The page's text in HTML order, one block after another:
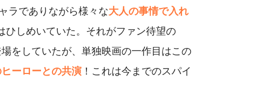
ラでありながら様々な大人の事情で入れ
ひしめいていた。それがファン待望の
をしていたが、単独映画の一作目はこの
ーローとの共演 ！これは今までのスパイ